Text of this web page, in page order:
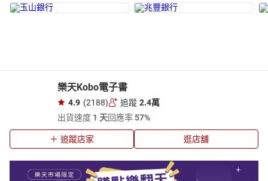
樂天Kobo電子書
4.9 (2188) 追蹤 2.4萬
出貨速度 1 天回應率57%
追蹤店家 逛店舖